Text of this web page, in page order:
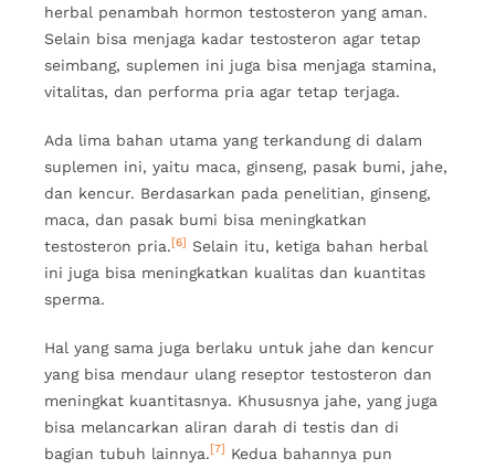
herbal penambah hormon testosteron yang aman.
Selain bisa menjaga kadar testosteron agar tetap
seimbang, suplemen ini juga bisa menjaga stamina,
vitalitas, dan performa pria agar tetap terjaga.
Ada lima bahan utama yang terkandung di dalam
suplemen ini, yaitu maca, ginseng, pasak bumi, jahe,
dan kencur. Berdasarkan pada penelitian, ginseng,
maca, dan pasak bumi bisa meningkatkan
testosteron pria.[6] Selain itu, ketiga bahan herbal
ini juga bisa meningkatkan kualitas dan kuantitas
sperma.
Hal yang sama juga berlaku untuk jahe dan kencur
yang bisa mendaur ulang reseptor testosteron dan
meningkat kuantitasnya. Khususnya jahe, yang juga
bisa melancarkan aliran darah di testis dan di
bagian tubuh lainnya. [7] Kedua bahannya pun